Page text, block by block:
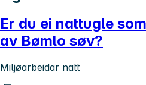
Er du ei nattugle
av Bømlo søv?
Miljøarbeidar natt